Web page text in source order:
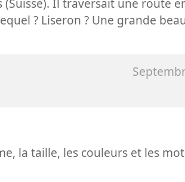
(Suisse). Il traversait une route
? Liseron ? Une grande
la taille, les couleurs et les